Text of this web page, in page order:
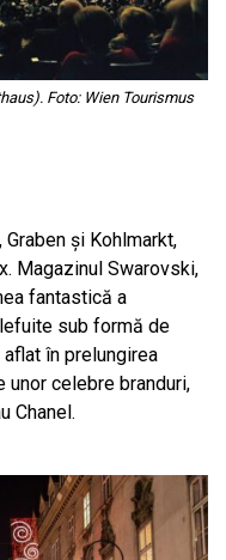
Foto: Wien Tourismus
și Kohlmarkt,
Magazinul Swarovski,
fantastică a
sub formă de
în prelungirea
unor celebre branduri,
Chanel.